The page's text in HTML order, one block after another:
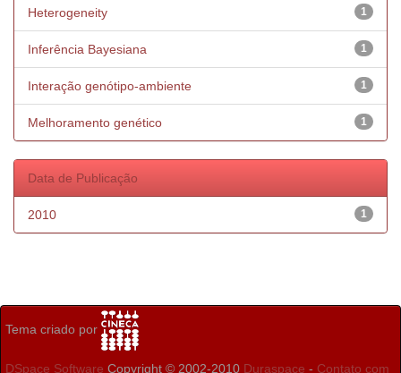
1
Heterogeneity
1
Inferência Bayesiana
1
Interação genótipo-ambiente
1
Melhoramento genético
Data de Publicação
1
2010
Tema criado por
DSpace Software Copyright © 2002-2010 Duraspace - Contato com